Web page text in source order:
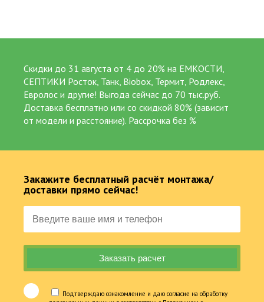
Скидки до 31 августа от 4 до 20% на ЕМКОСТИ,
СЕПТИКИ Росток, Танк, Biobox, Термит, Родлекс,
Евролос и другие! Выгода сейчас до 70 тыс.руб.
Доставка бесплатно или со скидкой 80% (зависит
от модели и расстояние). Рассрочка без %
Закажите бесплатный расчёт монтажа/
доставки прямо сейчас!
Подтверждаю ознакомление и даю согласие на обработку